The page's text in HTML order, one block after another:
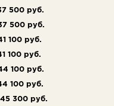
500 руб.
500 руб.
100 руб.
100 руб.
100 руб.
100 руб.
45 300 руб.